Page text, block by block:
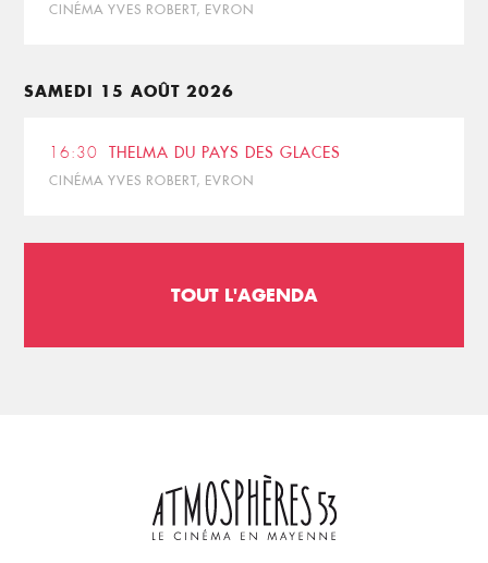
CINÉMA YVES ROBERT, EVRON
SAMEDI 15 AOÛT 2026
16:30 THELMA DU PAYS DES GLACES
CINÉMA YVES ROBERT, EVRON
TOUT L'AGENDA